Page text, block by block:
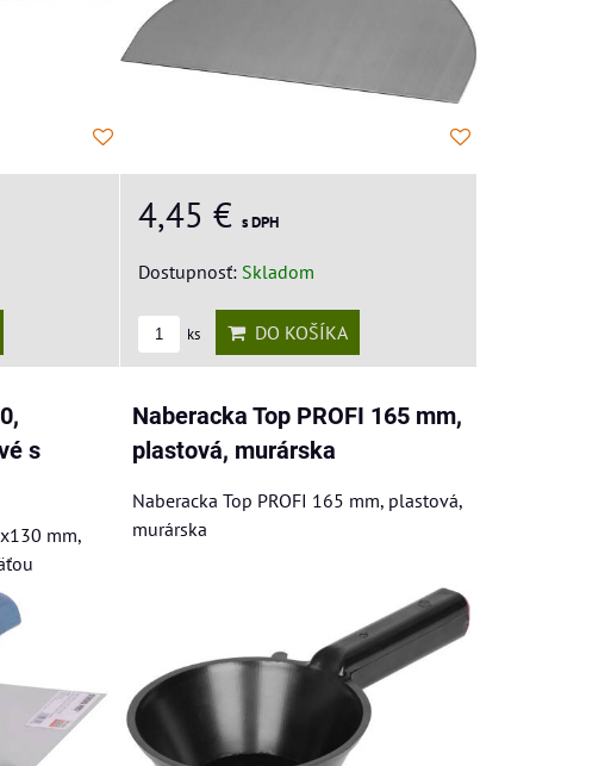
4,45 €s DPH
Dostupnosť: Skladom
ks DO KOŠÍKA
s
mm,
Naberacka Top PROFI 165 mm,
plastová, murárska
Naberacka Top PROFI 165 mm, plastová,
murárska